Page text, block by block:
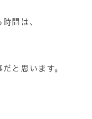
間は、
と思います。